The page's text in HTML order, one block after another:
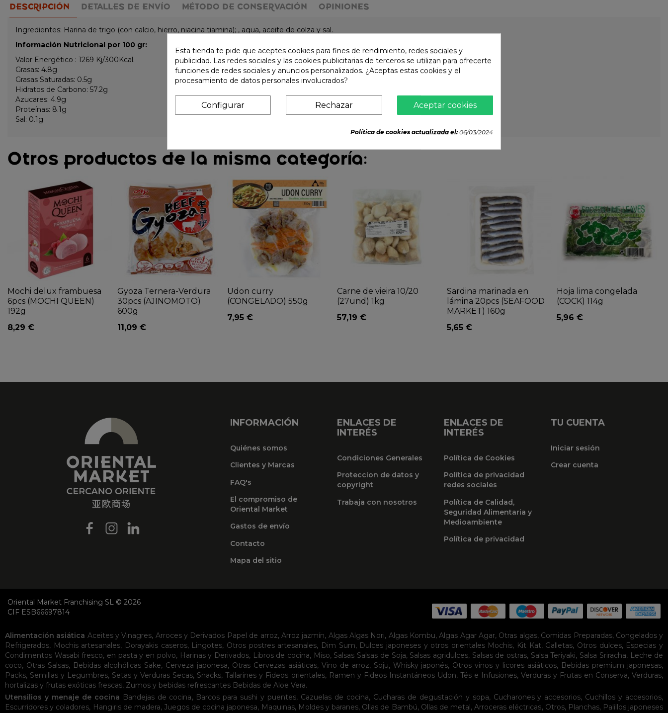
DESCRIPCIÓN DETALLES DE ENVÍO MÉTODO DE CONSERVACIÓN OPINIONES
Ingredientes: Harina de trigo (con calcio, hierro, niacina tiamina); , agua, aceite de colza y sal.
Información Nutricional por 100 gr:
Valor Energético : 1269 Kj/300Kcal.
Grasas: 4.8g
Grasas Saturadas: 0.5g
Hidratos de Carbono: 57.2g
Azucares: 4.9g
Proteínas: 8.1g
Sal: 0.1g
Otros productos de la misma categoría:
Mochi delux frambuesa
6pcs (MOCHI QUEEN)
192g
8,29 €
Gyoza Ternera-Verdura
30pcs (AJINOMOTO)
600g
11,09 €
Udon curry
(CONGELADO) 550g
7,95 €
Carne de vieira 10/20
(27und) 1kg
57,19 €
Sardina marinada en
lámina 20pcs (SEAFOOD
MARKET) 160g
5,65 €
Hoja lima congelada
(COCK) 114g
5,96 €
INFORMACIÓN
Quiénes somos
Clientes y Marcas
FAQ's
El compromiso de
Oriental Market
Gastos de envío
Contacto
Mapa del sitio
ENLACES DE
INTERÉS
Condiciones Generales
Proteccion de datos y
copyright
Trabaja con nosotros
ENLACES DE
INTERÉS
Política de Cookies
Política de privacidad
redes sociales
Política de Calidad,
Seguridad Alimentaria y
Medioambiente
Política de privacidad
TU CUENTA
Iniciar sesión
Crear cuenta
Oriental Market Franchising SL © 2026
CIF ESB66697814
Alimentación asiática Aceites y Vinagres, Arroces y Derivados Papel de arroz, Arroz jazmín, Algas Algas Nori, Algas Kombu,Algas Agar Agar, Otras algas, Comidas Preparadas, Congelados y
Refrigerados, Mochis artesanales, Dorayakis caseros, Lingotes, Otros postres artesanales, Dim Sum, Dulces japoneses y otros orientales Mochis, Kit Kat, Galletas, Otros dulces, Especias y
Condimentos Wasabi fresco, en pasta y en polvo, Harinas y Derivados, Libros de cocina, Miso, Salsas Salsas de Soja, Salsas agridulces, Salsas de ostras, Salsa Teriyaki, Salsa Sriracha, Leche de
coco, Otras Salsas, Bebidas alcohólicas Sake, Cerveza japonesa, Otras Cervezas asiáticas, Vino de arroz, Soju, Whisky japonés, Otros vinos y licores asiáticos, Bebidas premium japonesas,
Packs, Semillas y Legumbres, Setas y Verduras Secas, Snacks,Tallarines y Fideos orientales, Ramen y Fideos Instantáneos Udon, Tés e Infusiones, Verduras y Frutas en Conserva,Verduras,
hortalizas y frutas exóticas frescas, Zumos y bebidas refrescantes Bebidas de Aloe Vera.
Utensilios y menaje de cocina Bandejas de cocina, Barcos para sushi y puentes, Cazuelas de cocina, Cucharas de degustación y sopa, Cucharones y accesorios, Cuchillos y accesorios,
Escurridores y coladores, Hangiris de madera, Juegos de cocina japonesa, Maquinas, Moldes y baranes, Ollas de Bambú, Ollas de metal,Arroceras eléctricas, Otros, Planchas, Palillos japoneses
Esta tienda te pide que aceptes cookies para fines de rendimiento, redes sociales y
publicidad. Las redes sociales y las cookies publicitarias de terceros se utilizan para ofrecerte
funciones de redes sociales y anuncios personalizados. ¿Aceptas estas cookies y el
procesamiento de datos personales involucrados?
Aceptar cookies
Rechazar
Configurar
Política de cookies actualizada el:06/03/2024